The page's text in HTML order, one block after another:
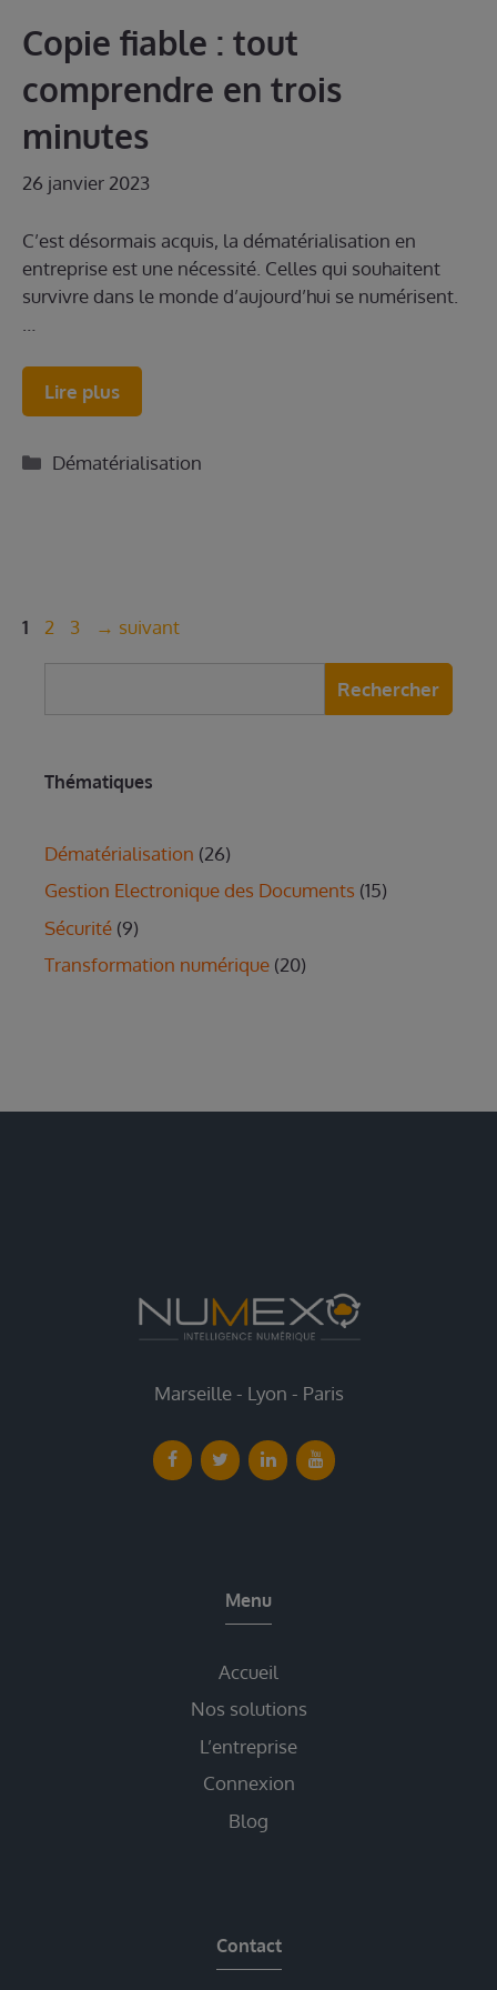
Copie fiable : tout
comprendre en trois
minutes
26 janvier 2023
C’est désormais acquis, la dématérialisation en
entreprise est une nécessité. Celles qui souhaitent
survivre dans le monde d’aujourd’hui se numérisent.
Lire plus
Catégories
Dématérialisation
Page
1 Page
2 Page
3 → suivant
Rechercher
Thématiques
Dématérialisation (26)
Gestion Electronique des Documents (15)
Sécurité (9)
Transformation numérique (20)
Marseille - Lyon - Paris
Menu
Accueil
Nos solutions
L’entreprise
Connexion
Blog
Contact